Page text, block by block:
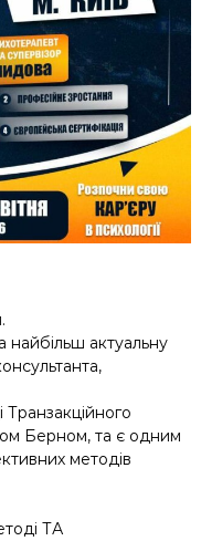
актуальну
Берном, та є одним
методів
ТА